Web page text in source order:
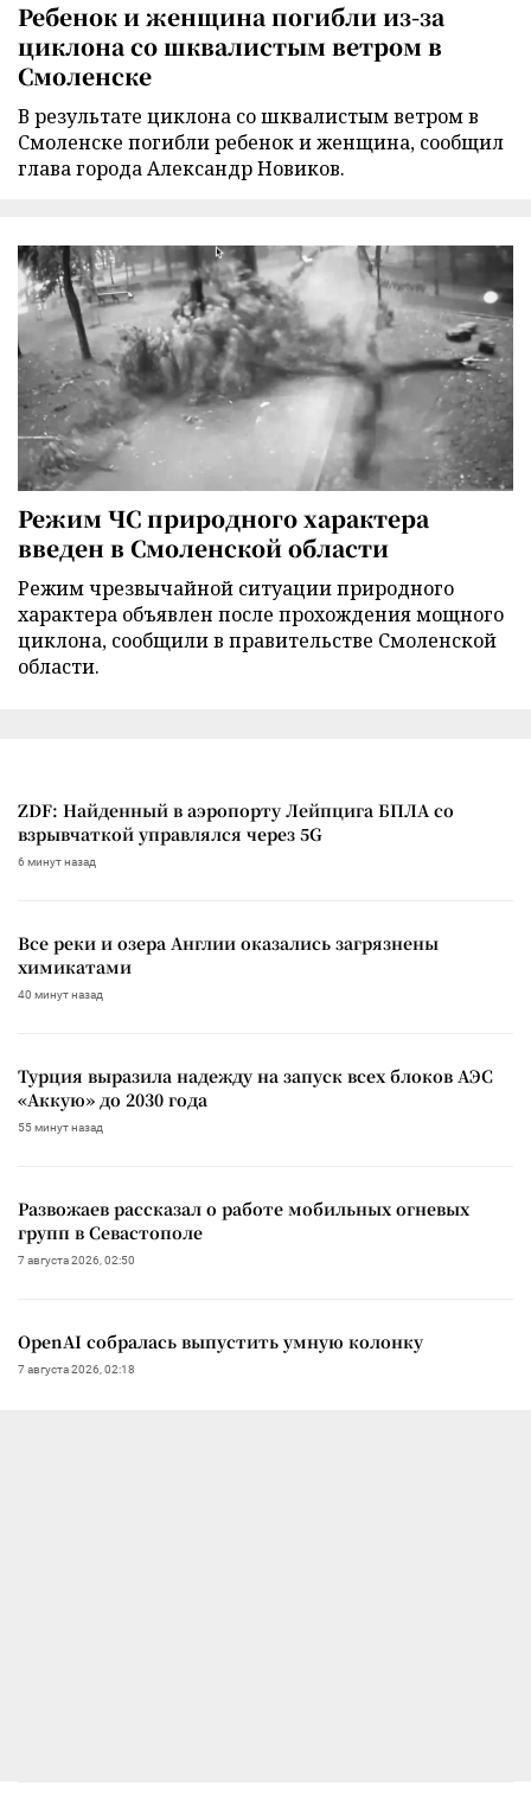
Ребенок и женщина погибли из-за
циклона со шквалистым ветром в
Смоленске
В результате циклона со шквалистым ветром в
Смоленске погибли ребенок и женщина, сообщил
глава города Александр Новиков.
Режим ЧС природного характера
введен в Смоленской области
Режим чрезвычайной ситуации природного
характера объявлен после прохождения мощного
циклона, сообщили в правительстве Смоленской
области.
ZDF: Найденный в аэропорту Лейпцига БПЛА со
взрывчаткой управлялся через 5G
6 минут назад
Все реки и озера Англии оказались загрязнены
химикатами
40 минут назад
Турция выразила надежду на запуск всех блоков АЭС
«Аккую» до 2030 года
55 минут назад
Развожаев рассказал о работе мобильных огневых
групп в Севастополе
7 августа 2026, 02:50
OpenAI собралась выпустить умную колонку
7 августа 2026, 02:18